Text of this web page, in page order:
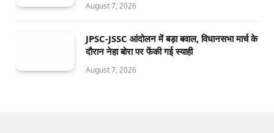
August 7, 2026
JPSC-JSSC आंदोलन में बड़ा बवाल, विधानसभा मार्च के
दौरान नेहा बोरा पर फेंकी गई स्याही
August 7, 2026